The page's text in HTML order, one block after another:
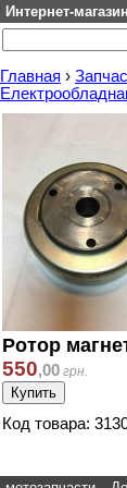
Интернет-
Главная ›
Ротор
550,00 грн.
Код товара: